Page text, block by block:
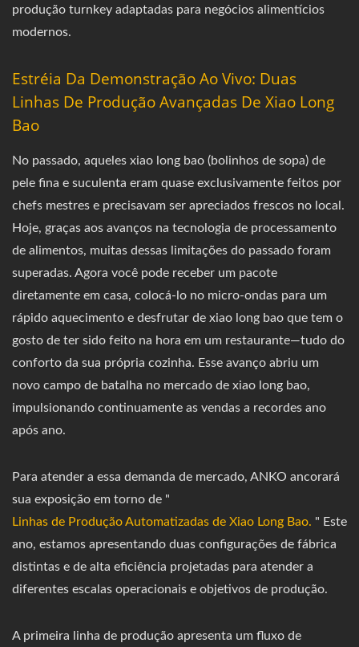
produção turnkey adaptadas para negócios alimentícios
modernos.
Estréia Da Demonstração Ao Vivo: Duas
Linhas De Produção Avançadas De Xiao Long
Bao
No passado, aqueles xiao long bao (bolinhos de sopa) de
pele fina e suculenta eram quase exclusivamente feitos por
chefs mestres e precisavam ser apreciados frescos no local.
Hoje, graças aos avanços na tecnologia de processamento
de alimentos, muitas dessas limitações do passado foram
superadas. Agora você pode receber um pacote
diretamente em casa, colocá-lo no micro-ondas para um
rápido aquecimento e desfrutar de xiao long bao que tem o
gosto de ter sido feito na hora em um restaurante—tudo do
conforto da sua própria cozinha. Esse avanço abriu um
novo campo de batalha no mercado de xiao long bao,
impulsionando continuamente as vendas a recordes ano
após ano.
Para atender a essa demanda de mercado, ANKO ancorará
sua exposição em torno de "
Linhas de Produção Automatizadas de Xiao Long Bao. " Este
ano, estamos apresentando duas configurações de fábrica
distintas e de alta eficiência projetadas para atender a
diferentes escalas operacionais e objetivos de produção.
A primeira linha de produção apresenta um fluxo de